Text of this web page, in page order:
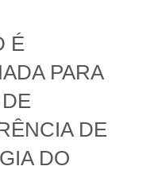
É
PARA
DE
DO